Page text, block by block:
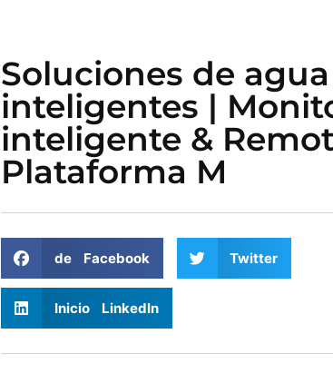
Soluciones de agua
inteligentes |
inteligente &
Plataforma M
de Facebook Twitter
Inicio LinkedIn